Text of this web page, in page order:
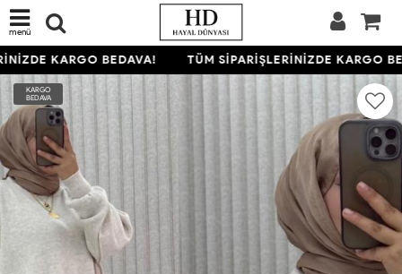
menü
KARGO BEDAVA! TÜM SİPARİŞLERİNİZDE KARGO
KARGO
BEDAVA